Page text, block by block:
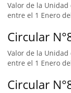
Valor de la
entre el 1 Enero
Circular
Valor de la
entre el 1 Enero
Circular